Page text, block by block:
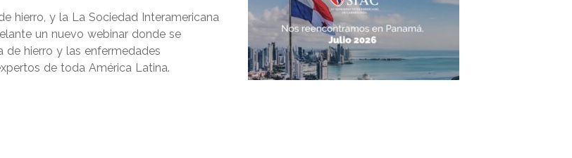
hierro, y la La Sociedad Interamericana
un nuevo webinar donde se
de hierro y las enfermedades
de toda América Latina.